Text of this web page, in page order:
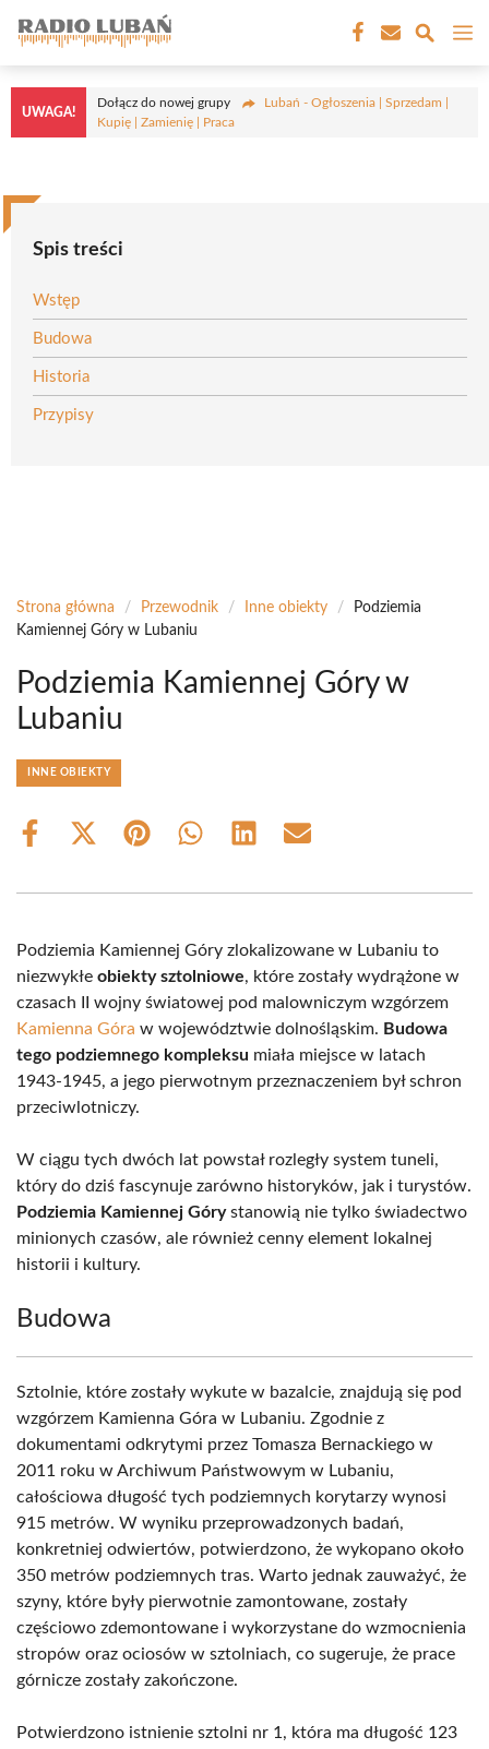
treści
UWAGA!
Dołącz do nowej grupy
Lubań - Ogłoszenia | Sprzedam |
Kupię | Zamienię | Praca
Spis treści
Wstęp
Budowa
Historia
Przypisy
Strona główna / Przewodnik / Inne obiekty /
Podziemia
Kamiennej Góry w Lubaniu
Podziemia Kamiennej Góry w
Lubaniu
INNE OBIEKTY
Share
Share
(Twitter)
Share Share Share Share
Podziemia Kamiennej Góry zlokalizowane w Lubaniu to
niezwykłe obiekty sztolniowe, które zostały wydrążone w
czasach II wojny światowej pod malowniczym wzgórzem
Kamienna Góra w województwie dolnośląskim. Budowa
tego podziemnego kompleksu miała miejsce w latach
1943-1945, a jego pierwotnym przeznaczeniem był schron
przeciwlotniczy.
W ciągu tych dwóch lat powstał rozległy system tuneli,
który do dziś fascynuje zarówno historyków, jak i turystów.
Podziemia Kamiennej Górystanowią nie tylko świadectwo
minionych czasów, ale również cenny element lokalnej
historii i kultury.
Budowa
Sztolnie, które zostały wykute w bazalcie, znajdują się pod
wzgórzem Kamienna Góra w Lubaniu. Zgodnie z
dokumentami odkrytymi przez Tomasza Bernackiego w
2011 roku w Archiwum Państwowym w Lubaniu,
całościowa długość tych podziemnych korytarzy wynosi
915 metrów. W wyniku przeprowadzonych badań,
konkretniej odwiertów, potwierdzono, że wykopano około
350 metrów podziemnych tras. Warto jednak zauważyć, że
szyny, które były pierwotnie zamontowane, zostały
częściowo zdemontowane i wykorzystane do wzmocnienia
stropów oraz ociosów w sztolniach, co sugeruje, że prace
górnicze zostały zakończone.
Potwierdzono istnienie sztolni nr 1, która ma długość 123